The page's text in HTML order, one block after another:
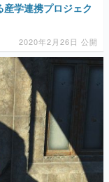
学連携プロジェク
2020年2月26日 公開